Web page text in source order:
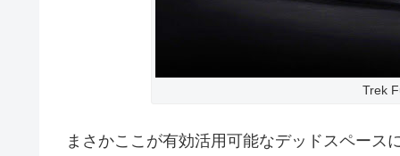
Trek
まさかここが有効活用可能なデッドスペー